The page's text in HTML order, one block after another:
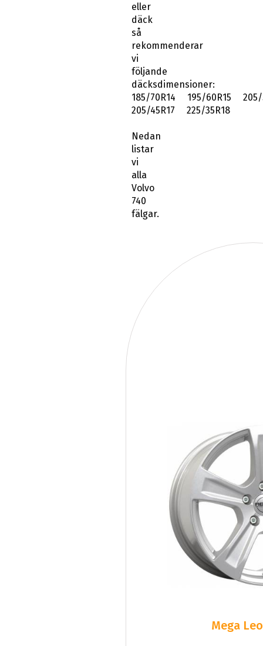
eller
däck
så
rekommenderar
vi
följande
däcksdimensioner:
185/70R14 195/60R15 205/
205/45R17 225/35R18
Nedan
listar
vi
alla
Volvo
740
fälgar.
Mega